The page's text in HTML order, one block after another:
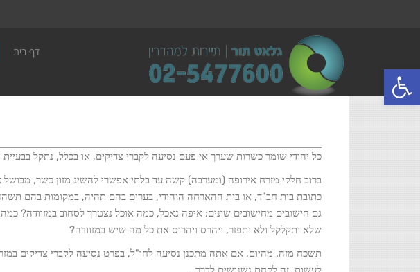
פתח סרגל נגישות
דף בית
כל יהודי שומר כשרות שערך אי פעם נסיעה לקברי צדיקים, או בכלל, נתקל בבעיית
ברוב חלקי מזרח אירופה (ומערבה) קשה עד בלתי אפשרי להשיג מזון כשר,
כתובת בית חב"ד, או בית ההארחה היהודי, בערים בהם תהיה, במקומות בהם תשהה
גם חישובים מחישובים שונים: איפה נאכל, כמה אוכל נצטרך לסחוב במזוודה?
שלא יתקלקל ולא יתפזר, ייהרס ויהרוס את כל מה שיש במזוודה?
תשכח מזה. מהיום, אם אתה מתכנן נסיעה לחו"ל, בפרט נסיעה לקברי צדיקים